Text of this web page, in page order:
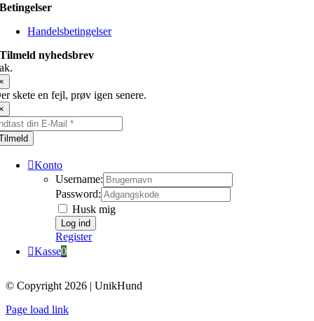
Betingelser
Handelsbetingelser
Tilmeld nyhedsbrev
skete en fejl, prøv igen senere.
Konto
Username:
Password:
Husk mig
Register
Kasse0
© Copyright 2026 | UnikHund
Page load link